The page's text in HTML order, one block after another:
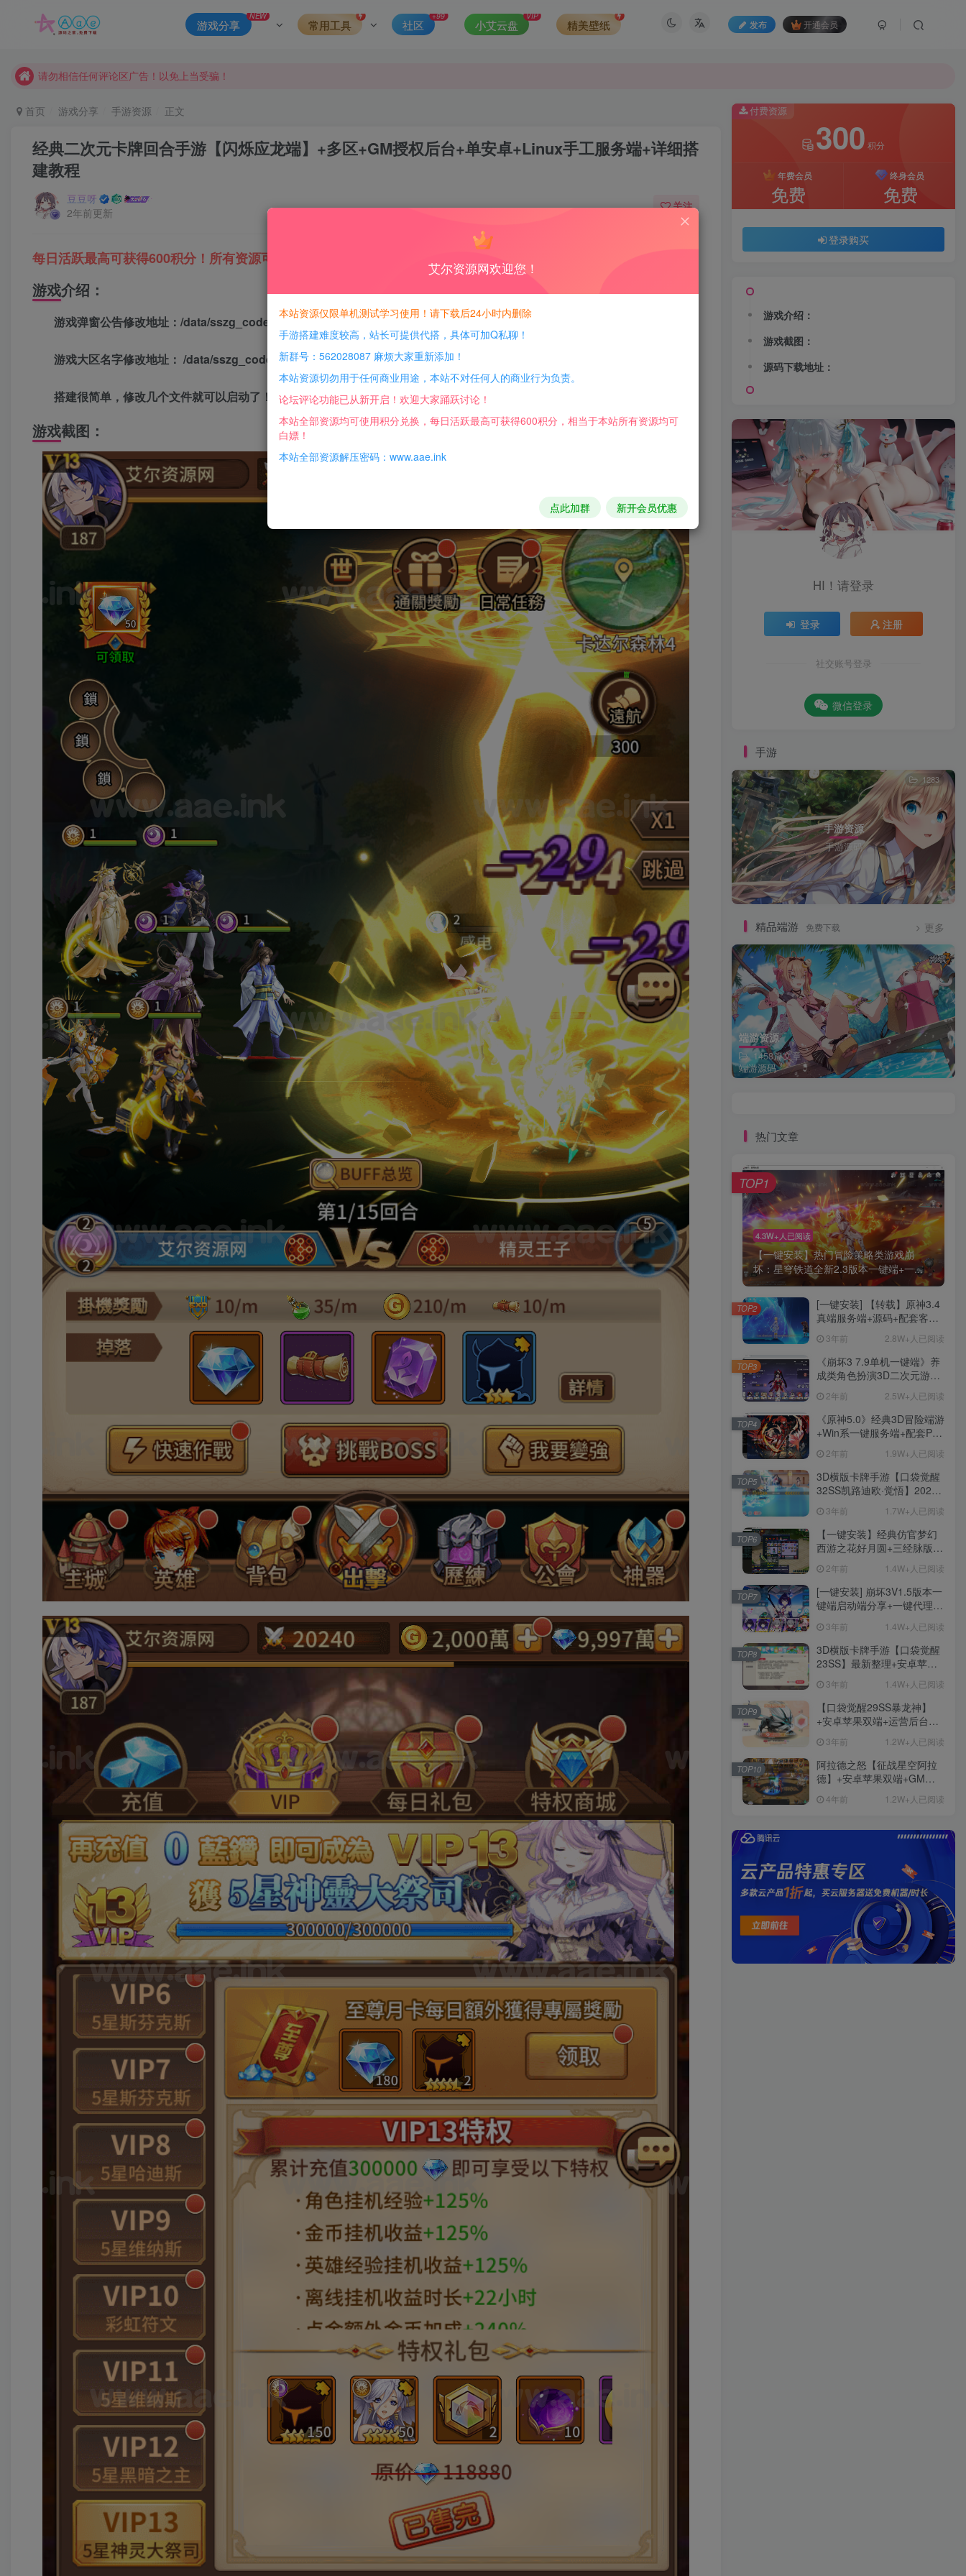
发布 开通会员
游戏分享
NEW
常用工具 社区
+99
小艾云盘
VIP
精美壁纸
现在赞助会员享受专属折扣，详情点击此条公告。
本网站的文章部分内容可能来源于网络，仅供大家学习与参考，如有侵权，请联系站长QQ466107887进行删除处理。
首页 游戏分享 手游资源 正文
经典二次元卡牌回合手游【闪烁应龙端】+多区+GM授权后台+单安卓+Linux手工服务端+详细搭
建教程
豆豆呀
2年前更新
关注
每日活跃最高可获得600积分！所有资源可以使用积分免费兑换！
游戏介绍：
游戏弹窗公告修改地址：/data/sszg_code/www/notice.php
游戏大区名字修改地址： /data/sszg_code/www/role.php
搭建很简单，修改几个文件就可以启动了！
游戏截图：
付费资源
300 积分
年费会员
免费
终身会员
免费
登录购买
游戏介绍：
游戏截图：
源码下载地址：
HI！请登录
登录 注册
社交账号登录
微信登录
手游
手游资源
手游源码
1283
精品端游 免费下载 更多
端游资源
1458篇文章
端游源码
热门文章
4.3W+人已阅读
【一键安装】热门冒险策略类游戏崩
坏：星穹铁道全新2.3版本一键端+一...
TOP1
[一键安装] 【转载】原神3.4
真端服务端+源码+配套客户
说明文件
3年前 2.8W+人已阅读
TOP2
《崩坏3 7.9单机一键端》养
成类角色扮演3D二次元游
用、无限资源、附带保姆级
安装教程
2年前 2.5W+人已阅读
TOP3
《原神5.0》经典3D冒险端游
+Win系一键服务端+配套PC
池文件
2年前 1.9W+人已阅读
TOP4
3D横版卡牌手游【口袋觉醒
32SS凯路迪欧·觉悟】2023
+支付对接+安卓苹果双端+运
营后台+GM授权后台+代理
后台
3年前 1.7W+人已阅读
TOP5
【一键安装】经典仿官梦幻
西游之花好月圆+三经脉版本
卡+剧情活动+视频搭建及其
他修改资料
2年前 1.4W+人已阅读
TOP6
[一键安装] 崩坏3V1.5版本一
键端启动端分享+一键代理
ID+详细指令+极简一键修改
3年前 1.4W+人已阅读
TOP7
3D横版卡牌手游【口袋觉醒
23SS】最新整理+安卓苹果
细搭建教程
3年前 1.4W+人已阅读
TOP8
【口袋觉醒29SS暴龙神】
+安卓苹果双端+运营后台
端 3年前 1.2W+人已阅读
TOP9
阿拉德之怒【征战星空阿拉
德】+安卓苹果双端+GM授
+详细教程
4年前 1.2W+人已阅读
TOP10
艾尔资源网欢迎您！
本站资源仅限单机测试学习使用！请下载后24小时内删除
手游搭建难度较高，站长可提供代搭，具体可加Q私聊！
新群号：562028087 麻烦大家重新添加！
本站资源切勿用于任何商业用途，本站不对任何人的商业行为负责。
论坛评论功能已从新开启！欢迎大家踊跃讨论！
本站全部资源均可使用积分兑换，每日活跃最高可获得600积分，相当于本站所有资源均可
白嫖！
本站全部资源解压密码：www.aae.ink
点此加群 新开会员优惠